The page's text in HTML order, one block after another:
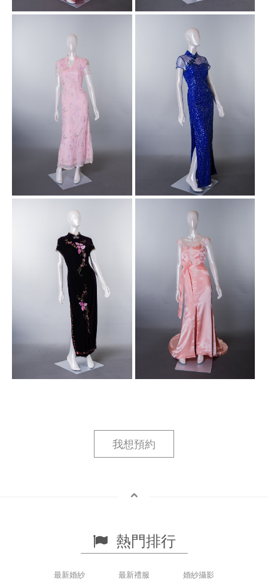
我想預約
熱門排行
最新婚紗 最新禮服 婚紗攝影